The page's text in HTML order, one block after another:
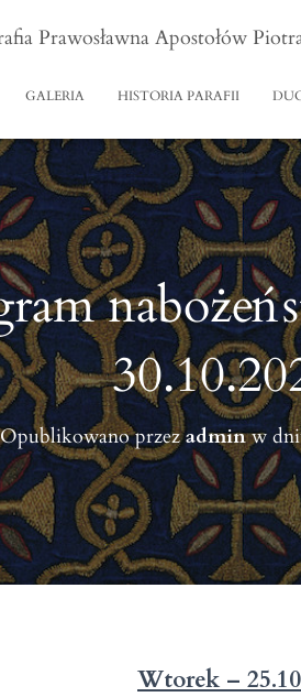
Prawosławna Apostołów
GALERIA HISTORIA PARAFII
Opublikowano przezadminw
Wtorek –